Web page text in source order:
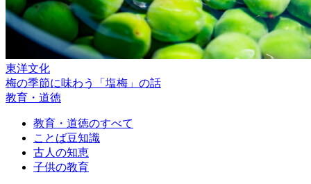
東洋文化
梅の季節に味わう「塩梅」の話
教育・道徳
教育・道徳のすべて
ことば豆知識
古人の知恵
子供の教育